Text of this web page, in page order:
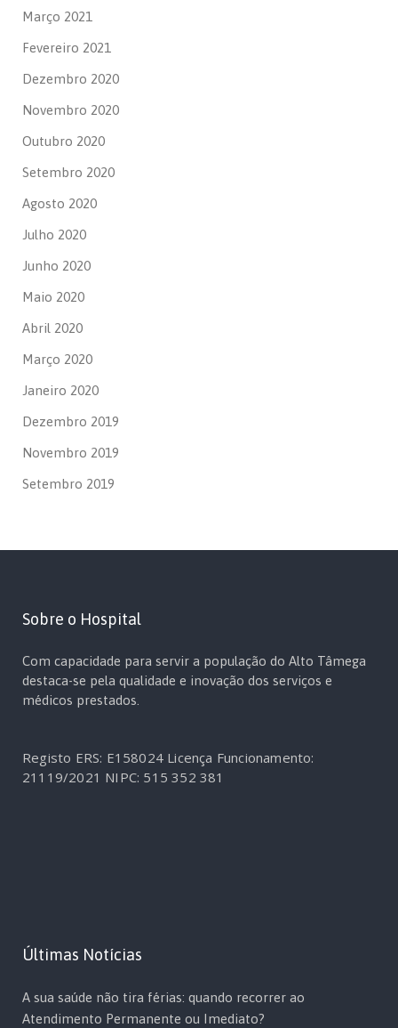
Março 2021
Fevereiro 2021
Dezembro 2020
Novembro 2020
Outubro 2020
Setembro 2020
Agosto 2020
Julho 2020
Junho 2020
Maio 2020
Abril 2020
Março 2020
Janeiro 2020
Dezembro 2019
Novembro 2019
Setembro 2019
Sobre o Hospital
Com capacidade para servir a população do Alto Tâmega
destaca-se pela qualidade e inovação dos serviços e
médicos prestados.
Registo ERS: E158024 Licença Funcionamento:
21119/2021 NIPC: 515 352 381
Últimas Notícias
A sua saúde não tira férias: quando recorrer ao
Atendimento Permanente ou Imediato?